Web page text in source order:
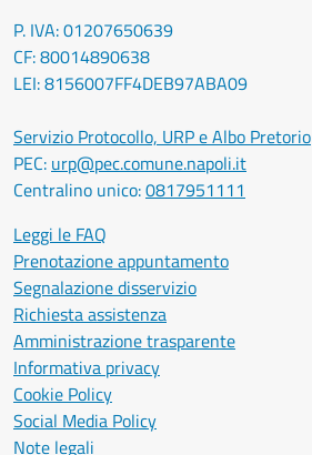
P. IVA: 01207650639
CF: 80014890638
LEI: 8156007FF4DEB97ABA09
Servizio Protocollo, URP e Albo Pretorio
PEC: urp@pec.comune.napoli.it
Centralino unico:0817951111
Leggi le FAQ
Prenotazione appuntamento
Segnalazione disservizio
Richiesta assistenza
Amministrazione trasparente
Informativa privacy
Cookie Policy
Social Media Policy
Note legali